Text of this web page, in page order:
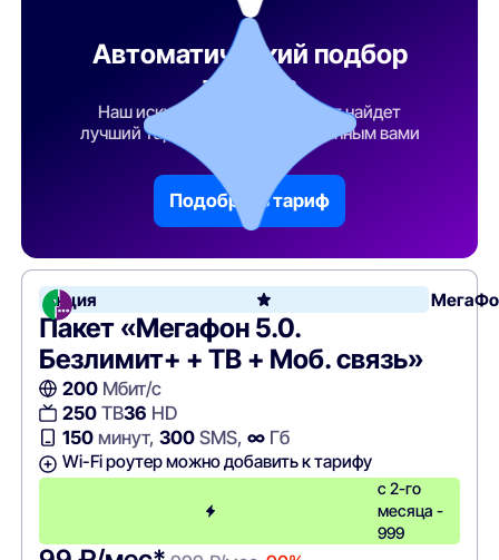
Автоматический подбор
тарифа
Наш искусственный интеллект найдет
лучший тарифный план по указанным вами
Подобрать тариф
Акция
Пакет «Мегафон 5.0.
Безлимит+ + ТВ + Моб. связь»
200Мбит/с
250ТВ36 HD
150минут, 300SMS, ∞Гб
Wi-Fi роутер можно добавить к тарифу
с 2-го
месяца -
999